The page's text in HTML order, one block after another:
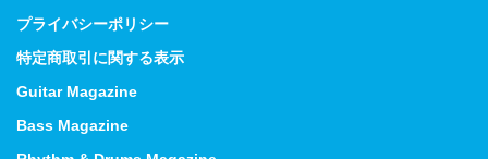
プライバシーポリシー
特定商取引に関する表示
Guitar Magazine
Bass Magazine